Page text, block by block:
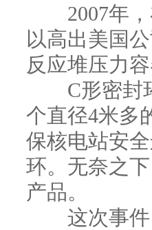
2007年，
以高出美国
反应堆压力
C形密封环
个直径4米多
保核电站安
环。无奈之
产品。
这次事件